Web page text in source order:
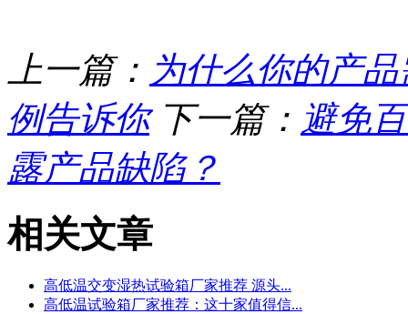
上一篇： 为什么你的产
例告诉你 下一篇： 避免
露产品缺陷？
相关文章
高低温交变湿热试验箱厂家推荐 源头...
高低温试验箱厂家推荐：这十家值得信...